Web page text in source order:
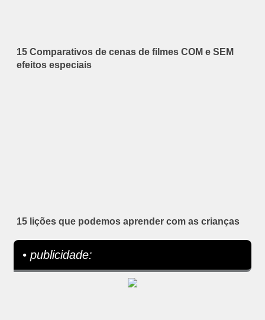
15 Comparativos de cenas de filmes COM e SEM
efeitos especiais
15 lições que podemos aprender com as crianças
• publicidade: